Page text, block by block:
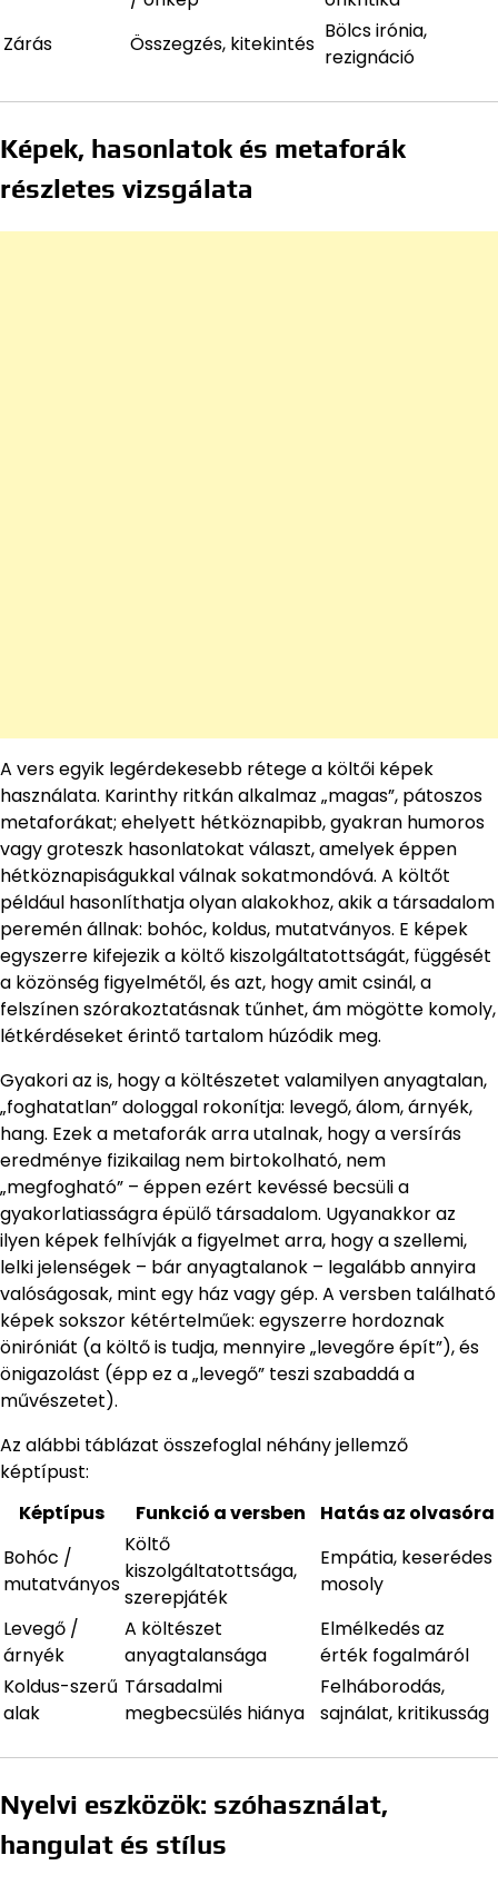
Zárás
Összegzés, kitekintés
Bölcs irónia,
rezignáció
Képek, hasonlatok és metaforák
részletes vizsgálata
A vers egyik legérdekesebb rétege a költői képek
használata. Karinthy ritkán alkalmaz „magas”, pátoszos
metaforákat; ehelyett hétköznapibb, gyakran humoros
vagy groteszk hasonlatokat választ, amelyek éppen
hétköznapiságukkal válnak sokatmondóvá. A költőt
például hasonlíthatja olyan alakokhoz, akik a társadalom
peremén állnak: bohóc, koldus, mutatványos. E képek
egyszerre kifejezik a költő kiszolgáltatottságát, függését
a közönség figyelmétől, és azt, hogy amit csinál, a
felszínen szórakoztatásnak tűnhet, ám mögötte komoly,
létkérdéseket érintő tartalom húzódik meg.
Gyakori az is, hogy a költészetet valamilyen anyagtalan,
„foghatatlan” dologgal rokonítja: levegő, álom, árnyék,
hang. Ezek a metaforák arra utalnak, hogy a versírás
eredménye fizikailag nem birtokolható, nem
„megfogható” – éppen ezért kevéssé becsüli a
gyakorlatiasságra épülő társadalom. Ugyanakkor az
ilyen képek felhívják a figyelmet arra, hogy a szellemi,
lelki jelenségek – bár anyagtalanok – legalább annyira
valóságosak, mint egy ház vagy gép. A versben található
képek sokszor kétértelműek: egyszerre hordoznak
öniróniát (a költő is tudja, mennyire „levegőre épít”), és
önigazolást (épp ez a „levegő” teszi szabaddá a
művészetet).
Az alábbi táblázat összefoglal néhány jellemző
képtípust:
Képtípus
Funkció a versben
Hatás az olvasóra
Bohóc /
mutatványos
Költő
kiszolgáltatottsága,
szerepjáték
Empátia, keserédes
mosoly
Levegő /
árnyék
A költészet
anyagtalansága
Elmélkedés az
érték fogalmáról
Koldus-szerű
alak
Társadalmi
megbecsülés hiánya
Felháborodás,
sajnálat, kritikusság
Nyelvi eszközök: szóhasználat,
hangulat és stílus